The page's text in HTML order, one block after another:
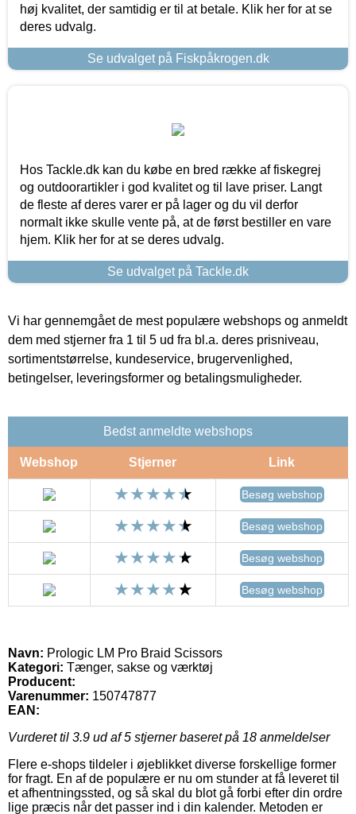
høj kvalitet, der samtidig er til at betale. Klik her for at se
deres udvalg.
Se udvalget på Fiskpåkrogen.dk
Hos Tackle.dk kan du købe en bred række af fiskegrej
og outdoorartikler i god kvalitet og til lave priser. Langt
de fleste af deres varer er på lager og du vil derfor
normalt ikke skulle vente på, at de først bestiller en vare
hjem. Klik her for at se deres udvalg.
Se udvalget på Tackle.dk
Vi har gennemgået de mest populære webshops og anmeldt
dem med stjerner fra 1 til 5 ud fra bl.a. deres prisniveau,
sortimentstørrelse, kundeservice, brugervenlighed,
betingelser, leveringsformer og betalingsmuligheder.
Bedst anmeldte webshops
Webshop Stjerner Link
Besøg webshop
Besøg webshop
Besøg webshop
Besøg webshop
Navn: Prologic LM Pro Braid Scissors
Kategori: Tænger, sakse og værktøj
Producent:
Varenummer: 150747877
EAN:
Vurderet til 3.9 ud af 5 stjerner baseret på 18 anmeldelser
Flere e-shops tildeler i øjeblikket diverse forskellige former
for fragt. En af de populære er nu om stunder at få leveret til
et afhentningssted, og så skal du blot gå forbi efter din ordre
lige præcis når det passer ind i din kalender. Metoden er